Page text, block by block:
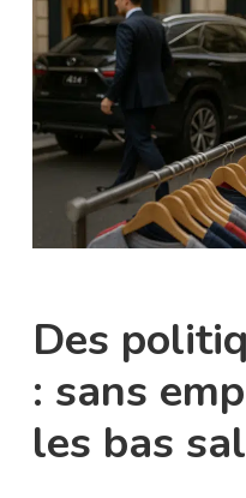
Des
: sans
les bas